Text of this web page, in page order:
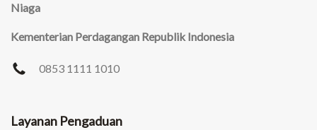
Niaga
Kementerian Perdagangan Republik Indonesia
0853 1111 1010
Layanan Pengaduan